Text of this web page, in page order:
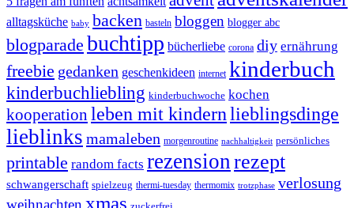
alltagsküche baby backen basteln bloggen blogger abc
blogparade buchtipp bücherliebe corona diy ernährung
freebie gedanken geschenkideen internet kinderbuch
kinderbuchliebling kinderbuchwoche kochen
kooperation leben mit kindernlieblingsdinge
lieblinks mamaleben morgenroutine nachhaltigkeit persönliches
printable random facts rezensionrezept
schwangerschaft spielzeug thermi-tuesday thermomix trotzphase verlosung
xmas